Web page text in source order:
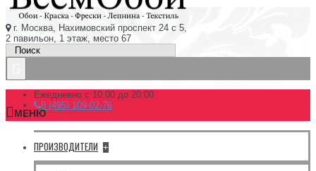
г. Москва, Нахимовский проспект 24 с 5,
2 павильон, 1 этаж, место 67
Ежедневно с 10:00 до 20:00
8 (495) 109-02-76
МЕНЮ
ПРОИЗВОДИТЕЛИ +